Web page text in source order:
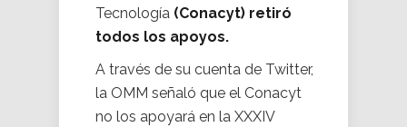
Tecnología (Conacyt) retiró
todos los apoyos.
A través de su cuenta de Twitter,
la OMM señaló que el Conacyt
no los apoyará en la XXXIV